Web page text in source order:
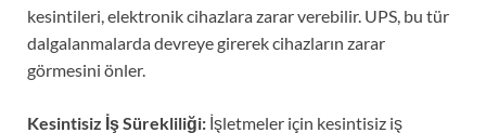
kesintileri, elektronik cihazlara zarar verebilir. UPS, bu tür
dalgalanmalarda devreye girerek cihazların zarar
görmesini önler.
Kesintisiz İş Sürekliliği: İşletmeler için kesintisiz iş